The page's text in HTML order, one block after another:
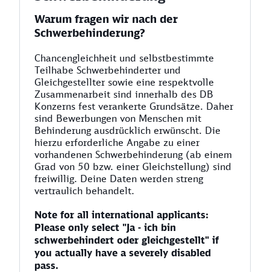
Warum fragen wir nach der
Schwerbehinderung?
Chancengleichheit und selbstbestimmte
Teilhabe Schwerbehinderter und
Gleichgestellter sowie eine respektvolle
Zusammenarbeit sind innerhalb des DB
Konzerns fest verankerte Grundsätze. Daher
sind Bewerbungen von Menschen mit
Behinderung ausdrücklich erwünscht. Die
hierzu erforderliche Angabe zu einer
vorhandenen Schwerbehinderung (ab einem
Grad von 50 bzw. einer Gleichstellung) sind
freiwillig. Deine Daten werden streng
vertraulich behandelt.
Note for all international applicants:
Please only select "Ja - ich bin
schwerbehindert oder gleichgestellt" if
you actually have a severely disabled
pass.